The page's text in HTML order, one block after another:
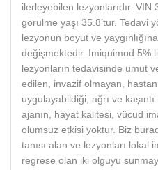
ilerleyebilen lezyonlarıdır. VIN
görülme yaşı 35.8’tur. Tedavi
lezyonun boyut ve
değişmektedir. Imiquimod 5%
lezyonların tedavisinde umut
edilen, invazif olmayan,
uygulayabildiği, ağrı ve
ajanın, hayat kalitesi, vücud
olumsuz etkisi yoktur. Biz
tanısı alan ve lezyonları lokal
regrese olan iki olguyu